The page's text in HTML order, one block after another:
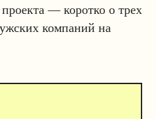
— коротко о трех
компаний на